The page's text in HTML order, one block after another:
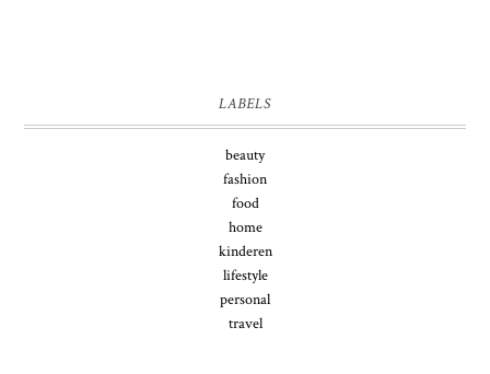
LABELS
beauty
fashion
food
home
kinderen
lifestyle
personal
travel